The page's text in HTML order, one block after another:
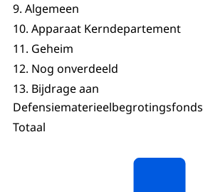
9. Algemeen
10. Apparaat Kerndepartement
11. Geheim
12. Nog onverdeeld
13. Bijdrage aan
Defensiematerieelbegrotingsfonds
Totaal